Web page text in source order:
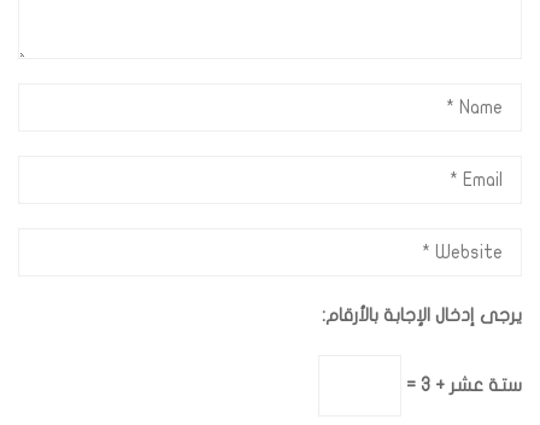
يرجى إدخال الإجابة بالأرقام:
ستة عشر + 3 =